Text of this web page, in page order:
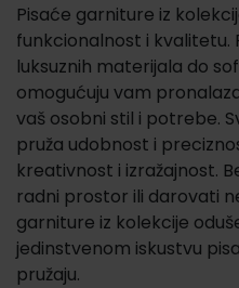
Pisaće garniture iz
funkcionalnost i kvalitetu.
luksuznih materijala do
omogućuju vam
vaš osobni stil i potrebe.
pruža udobnost i
kreativnost i izražajnost.
radni prostor ili darovati
garniture iz kolekcije
jedinstvenom iskustvu
pružaju.